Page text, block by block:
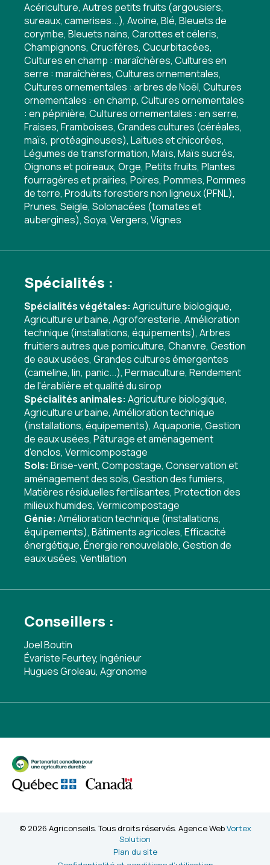
Acériculture, Autres petits fruits (argousiers,
sureaux, camerises...), Avoine, Blé, Bleuets de
corymbe, Bleuets nains, Carottes et céleris,
Champignons, Crucifères, Cucurbitacées,
Cultures en champ : maraîchères, Cultures en
serre : maraîchères, Cultures ornementales,
Cultures ornementales : arbres de Noël, Cultures
ornementales : en champ, Cultures ornementales
: en pépinière, Cultures ornementales : en serre,
Fraises, Framboises, Grandes cultures (céréales,
maïs, protéagineuses), Laitues et chicorées,
Légumes de transformation, Maïs, Maïs sucrés,
Oignons et poireaux, Orge, Petits fruits, Plantes
fourragères et prairies, Poires, Pommes, Pommes
de terre, Produits forestiers non ligneux (PFNL),
Prunes, Seigle, Solonacées (tomates et
aubergines), Soya, Vergers, Vignes
Spécialités :
Spécialités végétales: Agriculture biologique,
Agriculture urbaine, Agroforesterie, Amélioration
technique (installations, équipements), Arbres
fruitiers autres que pomiculture, Chanvre, Gestion
de eaux usées, Grandes cultures émergentes
(cameline, lin, panic...), Permaculture, Rendement
de l'érablière et qualité du sirop
Spécialités animales: Agriculture biologique,
Agriculture urbaine, Amélioration technique
(installations, équipements), Aquaponie, Gestion
de eaux usées, Pâturage et aménagement
d'enclos, Vermicompostage
Sols: Brise-vent, Compostage, Conservation et
aménagement des sols, Gestion des fumiers,
Matières résiduelles fertilisantes, Protection des
milieux humides, Vermicompostage
Génie: Amélioration technique (installations,
équipements), Bâtiments agricoles, Efficacité
énergétique, Énergie renouvelable, Gestion de
eaux usées, Ventilation
Conseillers :
Joel Boutin
Évariste Feurtey, Ingénieur
Hugues Groleau, Agronome
© 2026 Agriconseils. Tous droits réservés. Agence WebVortex
Solution
Plan du site